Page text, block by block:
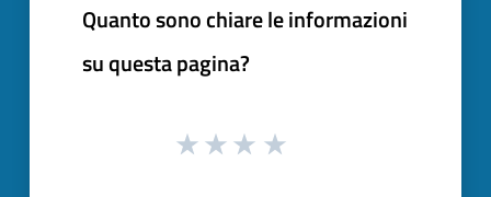
Quanto sono chiare le informazioni
su questa pagina?